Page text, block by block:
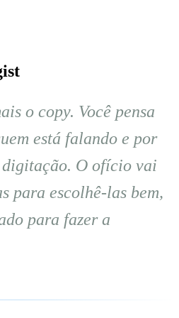
o copy. Você pensa
está falando e por
digitação. O ofício vai
para escolhê-las bem,
para fazer a